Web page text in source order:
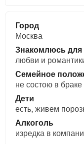
Город
Москва
Знакомлюсь для
любви и
Семейное
не состою в браке
Дети
есть, живем
Алкоголь
изредка в